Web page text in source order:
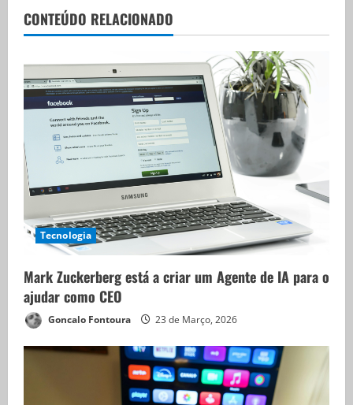
CONTEÚDO RELACIONADO
Tecnologia
Mark Zuckerberg está a criar um Agente de IA para o
ajudar como CEO
Goncalo Fontoura 23 de Março, 2026